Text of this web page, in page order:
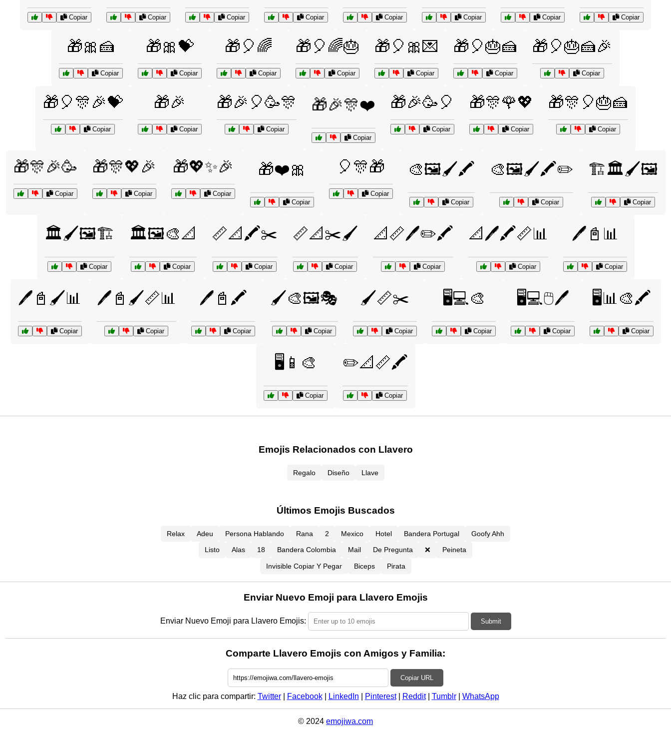
Copiar Copiar Copiar Copiar Copiar Copiar Copiar Copiar
🎁🎀🍰
Copiar
🎁🎀💝
Copiar
🎁🎈🌈
Copiar
🎁🎈🌈🎂
Copiar
🎁🎈🎀💌
Copiar
🎁🎈🎂🍰
Copiar
🎁🎈🎂🍰🎉
Copiar
🎁🎈🎊🎉💝
Copiar
🎁🎉
Copiar
🎁🎉🎈🥳🎊
Copiar
🎁🎉🎊❤️
Copiar
🎁🎉🥳🎈
Copiar
🎁🎊🌹💖
Copiar
🎁🎊🎈🎂🍰
Copiar
🎁🎊🎉🥳
Copiar
🎁🎊💖🎉
Copiar
🎁💖✨🎉
Copiar
🎁❤️🎀
Copiar
🎈🎊🎁
Copiar
🎨🖼️🖌️🖍️
Copiar
🎨🖼️🖌️🖍️✏️
Copiar
🏗️🏛️🖌️🖼️
Copiar
🏛️🖌️🖼️🏗️
Copiar
🏛️🖼️🎨📐
Copiar
📏📐🖍️✂️
Copiar
📏📐✂️🖌️
Copiar
📐📏🖊️✏️🖍️
Copiar
📐🖊️🖍️📏📊
Copiar
🖊️📓📊
Copiar
🖊️📓🖌️📊
Copiar
🖊️📓🖌️📏📊
Copiar
🖊️📓🖍️
Copiar
🖌️🎨🖼️🎭
Copiar
🖌️📏✂️
Copiar
🖥️💻🎨
Copiar
🖥️💻🖱️🖊️
Copiar
🖥️📊🎨🖍️
Copiar
🖥️📱🎨
Copiar
✏️📐📏🖍️
Copiar
Emojis Relacionados con Llavero
Regalo Diseño Llave
Últimos Emojis Buscados
Relax Adeu Persona Hablando Rana 2 Mexico Hotel Bandera Portugal
Goofy Ahh
Listo
Alas 18 Bandera Colombia Mail De Pregunta ❌ Peineta
Invisible Copiar Y Pegar Biceps Pirata
Enviar Nuevo Emoji para Llavero Emojis
Enviar Nuevo Emoji para Llavero Emojis: Submit
Comparte Llavero Emojis con Amigos y Familia:
Copiar URL
Haz clic para compartir: Twitter| Facebook| LinkedIn Pinterest| Reddit| Tumblr| WhatsApp
© 2024 emojiwa.com